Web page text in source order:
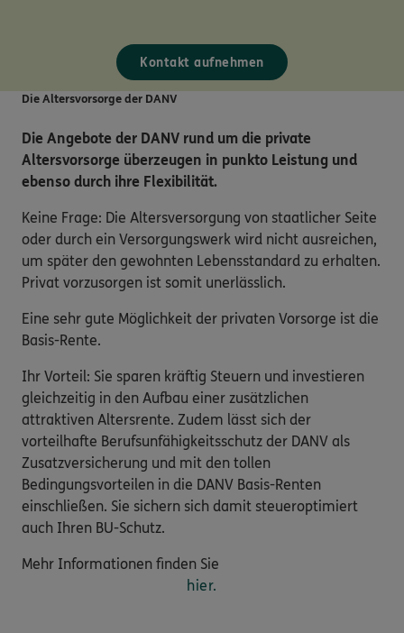
Kontakt aufnehmen
Die Altersvorsorge der DANV
Die Angebote der DANV rund um die private
Altersvorsorge überzeugen in punkto Leistung und
ebenso durch ihre Flexibilität.
Keine Frage: Die Altersversorgung von staatlicher Seite
oder durch ein Versorgungswerk wird nicht ausreichen,
um später den gewohnten Lebensstandard zu erhalten.
Privat vorzusorgen ist somit unerlässlich.
Eine sehr gute Möglichkeit der privaten Vorsorge ist die
Basis-Rente.
Ihr Vorteil: Sie sparen kräftig Steuern und investieren
gleichzeitig in den Aufbau einer zusätzlichen
attraktiven Altersrente. Zudem lässt sich der
vorteilhafte Berufsunfähigkeitsschutz der DANV als
Zusatzversicherung und mit den tollen
Bedingungsvorteilen in die DANV Basis-Renten
einschließen. Sie sichern sich damit steueroptimiert
auch Ihren BU-Schutz.
Mehr Informationen finden Sie
hier.